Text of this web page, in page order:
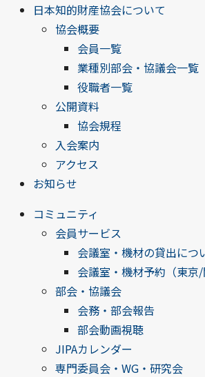
日本知的財産協会について
協会概要
会員一覧
業種別部会・協議会一覧
役職者一覧
公開資料
協会規程
入会案内
アクセス
お知らせ
コミュニティ
会員サービス
会議室・機材の貸出につ
会議室・機材予約（東京/
部会・協議会
会務・部会報告
部会動画視聴
JIPAカレンダー
専門委員会・WG・研究会